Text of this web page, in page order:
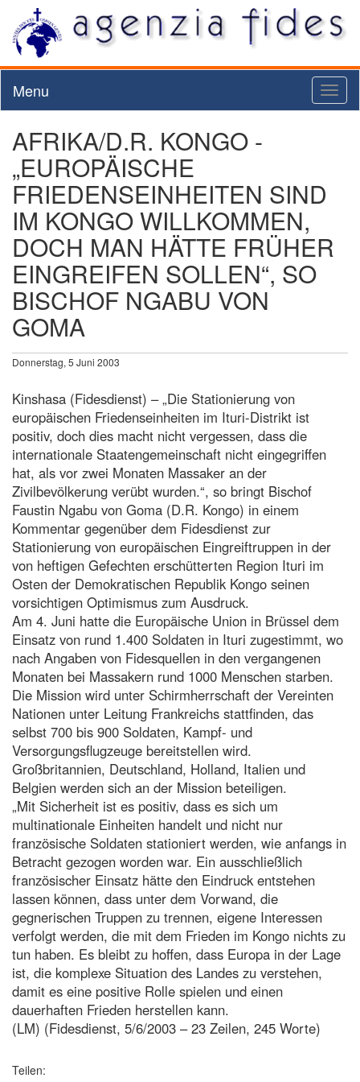
Menu
AFRIKA/D.R. KONGO -
„EUROPÄISCHE
FRIEDENSEINHEITEN SIND
IM KONGO WILLKOMMEN,
DOCH MAN HÄTTE FRÜHER
EINGREIFEN SOLLEN“, SO
BISCHOF NGABU VON
GOMA
Donnerstag, 5 Juni 2003
Kinshasa (Fidesdienst) – „Die Stationierung von
europäischen Friedenseinheiten im Ituri-Distrikt ist
positiv, doch dies macht nicht vergessen, dass die
internationale Staatengemeinschaft nicht eingegriffen
hat, als vor zwei Monaten Massaker an der
Zivilbevölkerung verübt wurden.“, so bringt Bischof
Faustin Ngabu von Goma (D.R. Kongo) in einem
Kommentar gegenüber dem Fidesdienst zur
Stationierung von europäischen Eingreiftruppen in der
von heftigen Gefechten erschütterten Region Ituri im
Osten der Demokratischen Republik Kongo seinen
vorsichtigen Optimismus zum Ausdruck.
Am 4. Juni hatte die Europäische Union in Brüssel dem
Einsatz von rund 1.400 Soldaten in Ituri zugestimmt, wo
nach Angaben von Fidesquellen in den vergangenen
Monaten bei Massakern rund 1000 Menschen starben.
Die Mission wird unter Schirmherrschaft der Vereinten
Nationen unter Leitung Frankreichs stattfinden, das
selbst 700 bis 900 Soldaten, Kampf- und
Versorgungsflugzeuge bereitstellen wird.
Großbritannien, Deutschland, Holland, Italien und
Belgien werden sich an der Mission beteiligen.
„Mit Sicherheit ist es positiv, dass es sich um
multinationale Einheiten handelt und nicht nur
französische Soldaten stationiert werden, wie anfangs in
Betracht gezogen worden war. Ein ausschließlich
französischer Einsatz hätte den Eindruck entstehen
lassen können, dass unter dem Vorwand, die
gegnerischen Truppen zu trennen, eigene Interessen
verfolgt werden, die mit dem Frieden im Kongo nichts zu
tun haben. Es bleibt zu hoffen, dass Europa in der Lage
ist, die komplexe Situation des Landes zu verstehen,
damit es eine positive Rolle spielen und einen
dauerhaften Frieden herstellen kann.
(LM) (Fidesdienst, 5/6/2003 – 23 Zeilen, 245 Worte)
Teilen: